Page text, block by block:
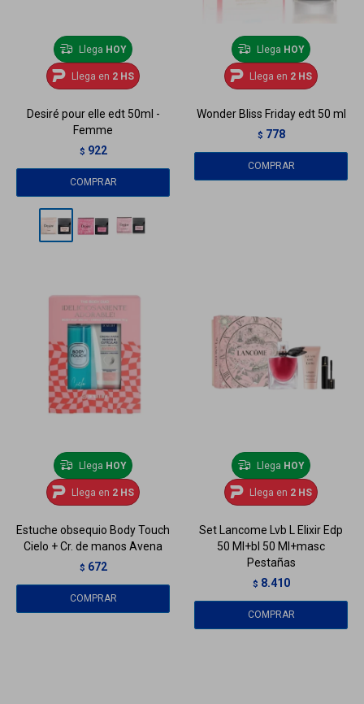
Llega HOY
Llega en 2 HS
Desiré pour elle edt 50ml -
Femme
$ 922
Llega HOY
Llega en 2 HS
Wonder Bliss Friday edt 50 ml
$ 778
Llega HOY
Llega en 2 HS
Estuche obsequio Body Touch
Cielo + Cr. de manos Avena
$ 672
Llega HOY
Llega en 2 HS
Set Lancome Lvb L Elixir Edp
50 Ml+bl 50 Ml+masc
Pestañas
$ 8.410